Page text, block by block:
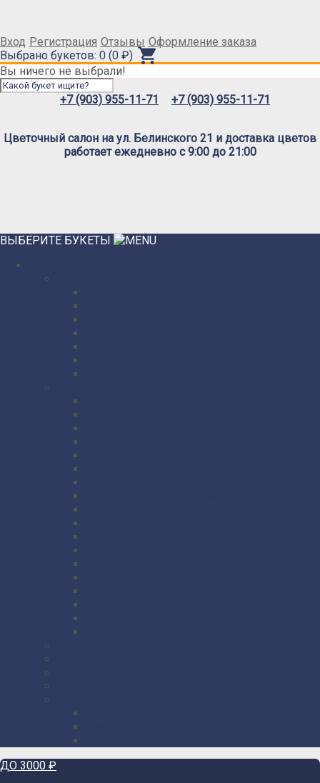
Вход Регистрация Отзывы Оформление заказа
Выбрано букетов: 0 (0 ₽)
Вы ничего не выбрали!
+7 (903) 955-11-71 +7 (903) 955-11-71
Цветочный салон на ул. Белинского 21 и доставка цветов
работает ежедневно с 9:00 до 21:00
ВЫБЕРИТЕ БУКЕТЫ
ДО 3000 ₽